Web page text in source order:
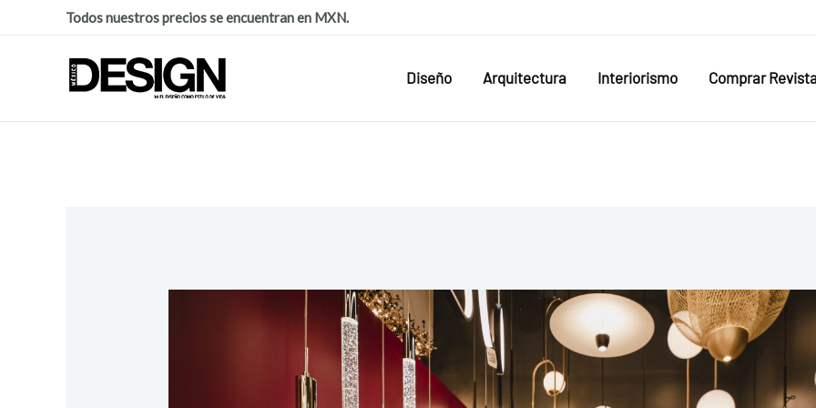
Todos nuestros precios se encuentran en MXN.
Diseño Arquitectura Interiorismo Comprar